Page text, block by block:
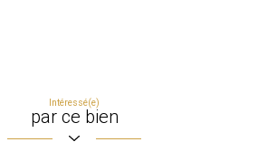
Intéressé(e)
par ce bien